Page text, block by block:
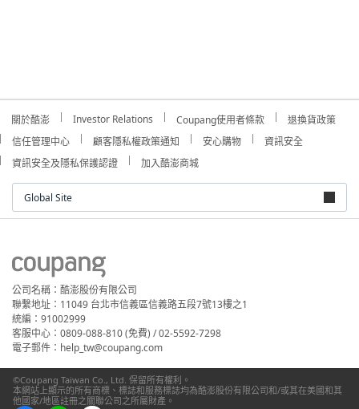
關於酷澎 Investor Relations Coupang使用者條款
退換貨政策
信任管理中心
顧客隱私權政策通知 安心購物
資訊安全
資訊安全及隱私保護認證
加入酷澎商城
Global Site
公司名稱：酷澎股份有限公司
聯繫地址：11049 台北市信義區信義路五段7號13樓之1
統編：91002999
客服中心：0809-088-810 (免費) / 02-5592-7298
電子郵件：help_tw@coupang.com
©Coupang Taiwan Co., Ltd. 保留所有權利。
本網站上顯示的所有商標、標誌和服務標誌均為酷澎股份有限公司和/或其在美國和其
他國家/地區註冊之關聯公司之所屬財產。